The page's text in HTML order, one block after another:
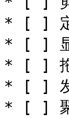
* [ ] 定
* [ ] 显
* [ ] 拖
* [ ] 发
* [ ] 聚